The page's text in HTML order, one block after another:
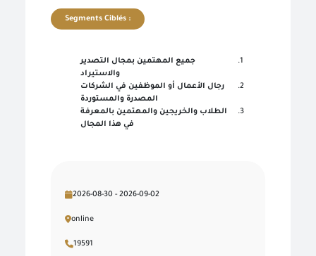
Segments Ciblés :
جميع المهتمين بمجال التصدير
والاستيراد
رجال الأعمال أو الموظفين في الشركات
المصدرة والمستوردة
الطلاب والخريجين والمهتمين بالمعرفة
في هذا المجال
2026-08-30 - 2026-09-02
online
19591